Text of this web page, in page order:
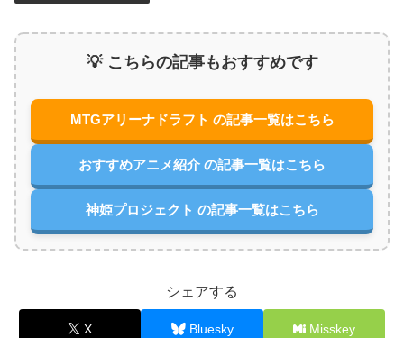
💡 こちらの記事もおすすめです
MTGアリーナドラフト の記事一覧はこちら
おすすめアニメ紹介 の記事一覧はこちら
神姫プロジェクト の記事一覧はこちら
シェアする
X Bluesky Misskey